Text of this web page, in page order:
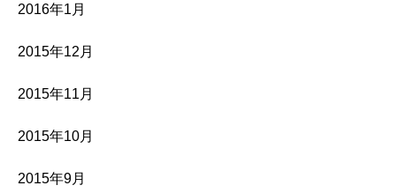
2016年1月
2015年12月
2015年11月
2015年10月
2015年9月